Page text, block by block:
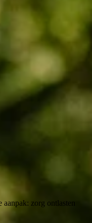
aanpak: zorg ontlasten